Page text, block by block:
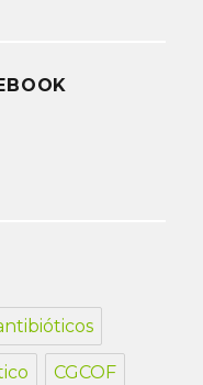
CGCOF